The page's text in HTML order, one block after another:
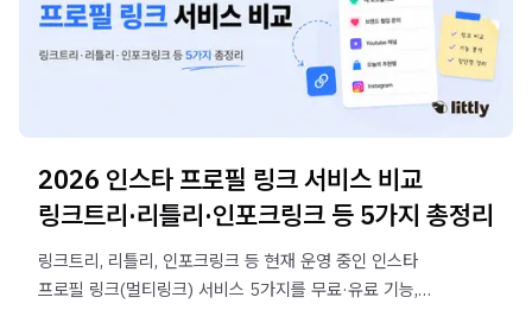
2026 인스타 프로필 링크 서비스 비교
링크트리·리틀리·인포크링크 등 5가지 총정리
링크트리, 리틀리, 인포크링크 등 현재 운영 중인 인스타
프로필 링크(멀티링크) 서비스 5가지를 무료·유료 기능,